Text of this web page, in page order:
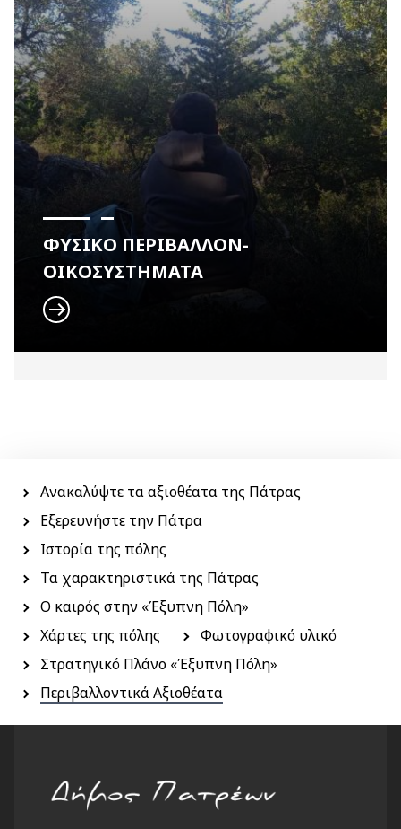
side
Ανακαλύψτε τα αξιοθέατα της Πάτρας
Εξερευνήστε την Πάτρα
Ιστορία της πόλης
Τα χαρακτηριστικά της Πάτρας
Ο καιρός στην «Έξυπνη Πόλη»
Χάρτες της πόλης
Φωτογραφικό υλικό
Στρατηγικό Πλάνο «Έξυπνη Πόλη»
Περιβαλλοντικά Αξιοθέατα
ΦΥΣΙΚΟ ΠΕΡΙΒΑΛΛΟΝ-
ΟΙΚΟΣΥΣΤΗΜΑΤΑ